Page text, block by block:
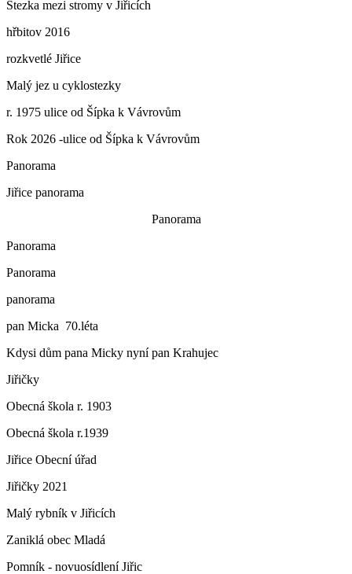
Stezka mezi stromy v Jiřicích
hřbitov 2016
rozkvetlé Jiřice
Malý jez u cyklostezky
r. 1975 ulice od Šípka k Vávrovům
Rok 2026 -ulice od Šípka k Vávrovům
Panorama
Jiřice panorama
Panorama
Panorama
Panorama
panorama
pan Micka 70.léta
Kdysi dům pana Micky nyní pan Krahujec
Jiřičky
Obecná škola r. 1903
Obecná škola r.1939
Jiřice Obecní úřad
Jiřičky 2021
Malý rybník v Jiřicích
Zaniklá obec Mladá
Pomník - novuosídlení Jiřic